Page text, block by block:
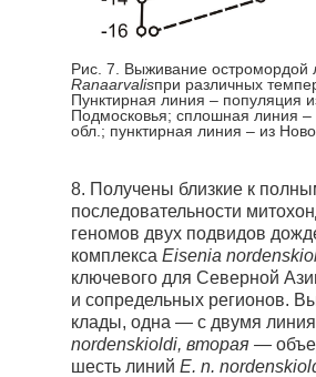
8. Получены близкие к
последовательности
геномов двух подвидов
комплекса Eisenia
ключевого для Северной
и сопредельных регионов.
клады, одна — с двумя
nordenskioldi, вторая —
шесть линий E. n.
Рис. 7. Выживание остромордой
Ranaarvalisпри различных
Пунктирная линия – популяция
Подмосковья; сплошная линия –
обл.; пунктирная линия – из